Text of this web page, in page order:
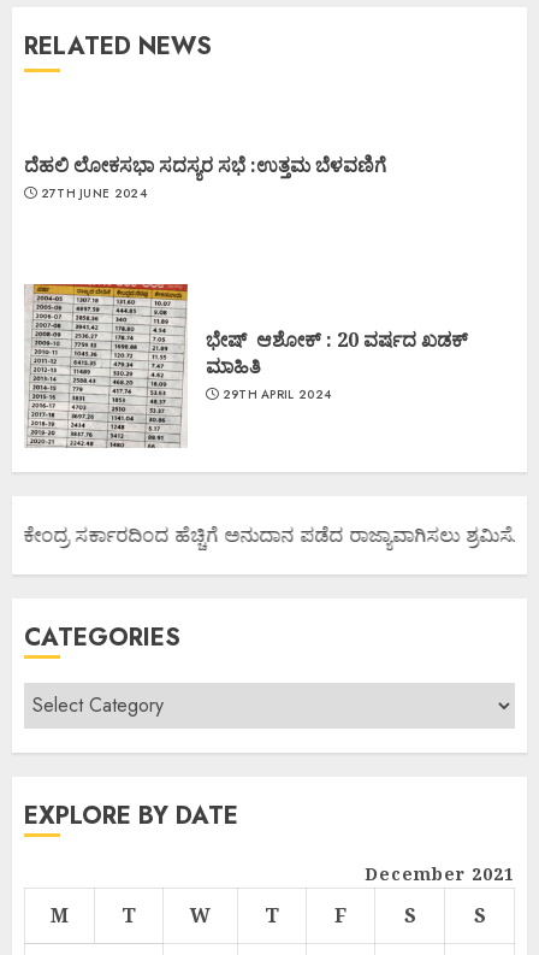
RELATED NEWS
ದೆಹಲಿ ಲೋಕಸಭಾ ಸದಸ್ಯರ ಸಭೆ :ಉತ್ತಮ ಬೆಳವಣಿಗೆ
27TH JUNE 2024
ಭೇಷ್ ಆಶೋಕ್ : 20 ವರ್ಷದ ಖಡಕ್
ಮಾಹಿತಿ
29TH APRIL 2024
ಕೇಂದ್ರ ಸರ್ಕಾರದಿಂದ ಹೆಚ್ಚಿಗೆ ಅನುದಾನ ಪಡೆದ ರಾಜ್ಯಾವಾಗಿಸಲು ಶ್ರಮಿಸೋಣ
CATEGORIES
EXPLORE BY DATE
December 2021
M T W T F S
S